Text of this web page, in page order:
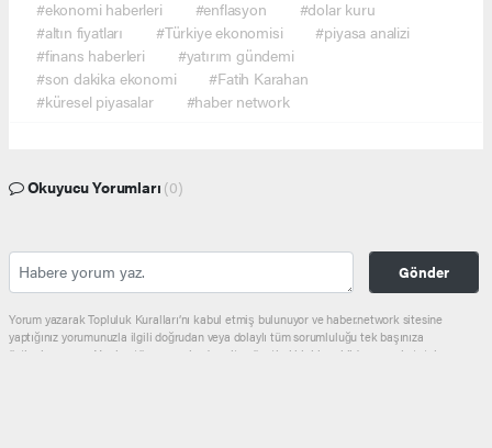
#ekonomi haberleri
#enflasyon
#dolar kuru
#altın fiyatları
#Türkiye ekonomisi
#piyasa analizi
#finans haberleri
#yatırım gündemi
#son dakika ekonomi
#Fatih Karahan
#küresel piyasalar
#haber network
Okuyucu Yorumları (0)
Gönder
Yorum yazarak Topluluk Kuralları’nı kabul etmiş bulunuyor ve haber.network sitesine
yaptığınız yorumunuzla ilgili doğrudan veya dolaylı tüm sorumluluğu tek başınıza
üstleniyorsunuz. Yazılan tüm yorumlardan site yönetimi hiçbir şekilde sorumlu tutulamaz.